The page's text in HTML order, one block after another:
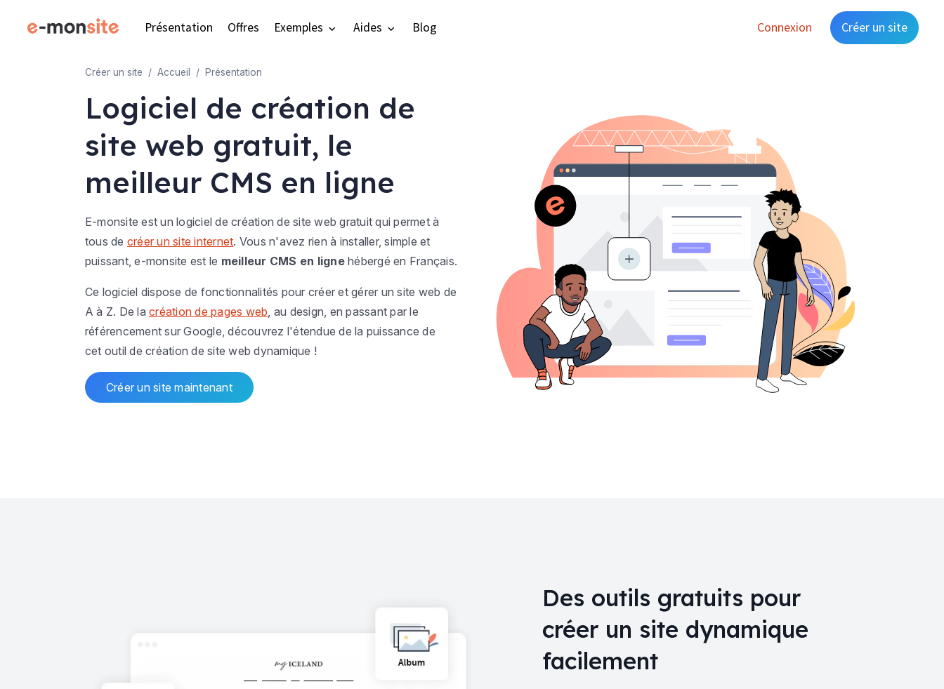
Présentation Offres Exemples Aides Blog Connexion Créer un site
Créer un site Accueil Présentation
Logiciel de création de
site web gratuit, le
meilleur CMS en ligne
E-monsite est un logiciel de création de site web gratuit qui permet à
tous de créer un site internet. Vous n'avez rien à installer, simple et
puissant, e-monsite est le meilleur CMS en lignehébergé en Français.
Ce logiciel dispose de fonctionnalités pour créer et gérer un site web de
A à Z. De lacréation de pages web, au design, en passant par le
référencement sur Google, découvrez l'étendue de la puissance de
cet outil de création de site web dynamique !
Créer un site maintenant
Des outils gratuits pour
créer un site dynamique
facilement